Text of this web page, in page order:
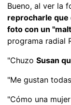
Bueno, al ver la
reprocharle que
foto con un
programa radial
"Chuzo Susan
"Me gustan
"Cómo una